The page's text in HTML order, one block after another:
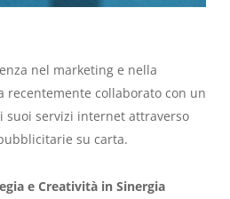
nel marketing e nella
recentemente collaborato con un
suoi servizi internet attraverso
su carta.
e Creatività in Sinergia